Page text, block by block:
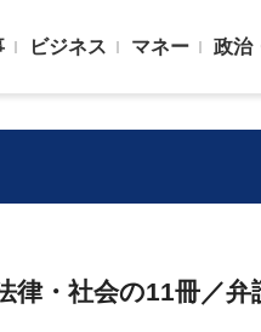
ビジネス マネー 政治
律・社会の11冊／弁